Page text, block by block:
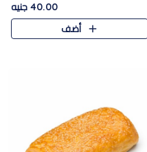
40.00 جنيه
أضف